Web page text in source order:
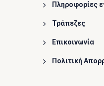
Πληροφορίες
Τράπεζες
Επικοινωνία
Πολιτική